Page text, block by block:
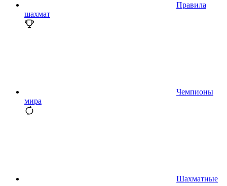
Правила
шахмат
Чемпионы
мира
Шахматные